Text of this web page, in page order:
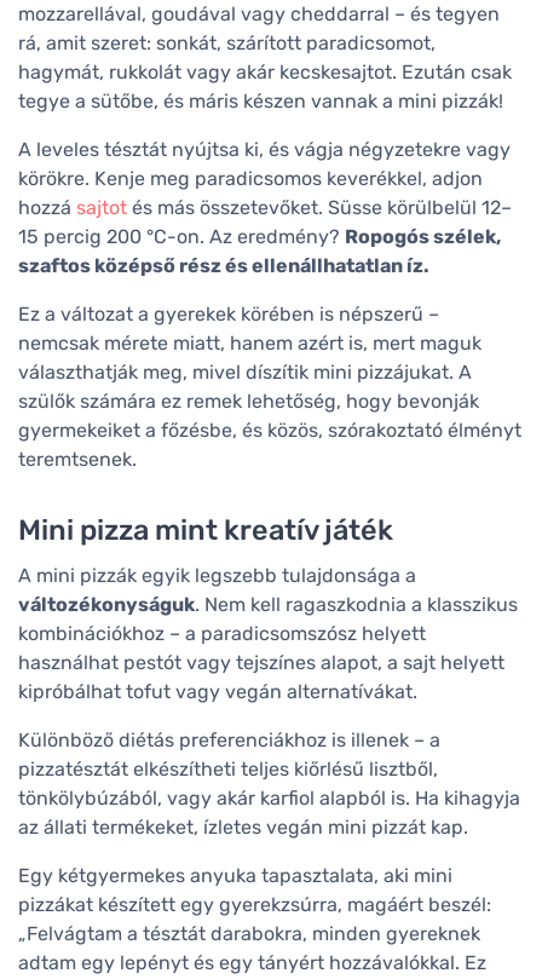
mozzarellával, goudával vagy cheddarral – és tegyen
rá, amit szeret: sonkát, szárított paradicsomot,
hagymát, rukkolát vagy akár kecskesajtot. Ezután csak
tegye a sütőbe, és máris készen vannak a mini pizzák!
A leveles tésztát nyújtsa ki, és vágja négyzetekre vagy
körökre. Kenje meg paradicsomos keverékkel, adjon
hozzá sajtot és más összetevőket. Süsse körülbelül 12–
15 percig 200 °C-on. Az eredmény? Ropogós szélek,
szaftos középső rész és ellenállhatatlan íz.
Ez a változat a gyerekek körében is népszerű –
nemcsak mérete miatt, hanem azért is, mert maguk
választhatják meg, mivel díszítik mini pizzájukat. A
szülők számára ez remek lehetőség, hogy bevonják
gyermekeiket a főzésbe, és közös, szórakoztató élményt
teremtsenek.
Mini pizza mint kreatív játék
A mini pizzák egyik legszebb tulajdonsága a
változékonyságuk. Nem kell ragaszkodnia a klasszikus
kombinációkhoz – a paradicsomszósz helyett
használhat pestót vagy tejszínes alapot, a sajt helyett
kipróbálhat tofut vagy vegán alternatívákat.
Különböző diétás preferenciákhoz is illenek – a
pizzatésztát elkészítheti teljes kiőrlésű lisztből,
tönkölybúzából, vagy akár karfiol alapból is. Ha kihagyja
az állati termékeket, ízletes vegán mini pizzát kap.
Egy kétgyermekes anyuka tapasztalata, aki mini
pizzákat készített egy gyerekzsúrra, magáért beszél:
„Felvágtam a tésztát darabokra, minden gyereknek
adtam egy lepényt és egy tányért hozzávalókkal. Ez